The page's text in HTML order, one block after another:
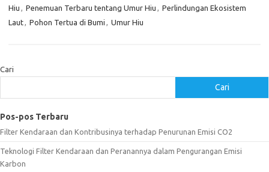
Hiu , Penemuan Terbaru tentang Umur Hiu , Perlindungan Ekosistem
Laut, Pohon Tertua di Bumi , Umur Hiu
Cari
Cari
Pos-pos Terbaru
Filter Kendaraan dan Kontribusinya terhadap Penurunan Emisi CO2
Teknologi Filter Kendaraan dan Peranannya dalam Pengurangan Emisi
Karbon